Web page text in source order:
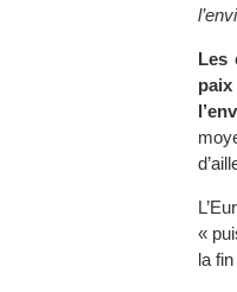
Les
«
la